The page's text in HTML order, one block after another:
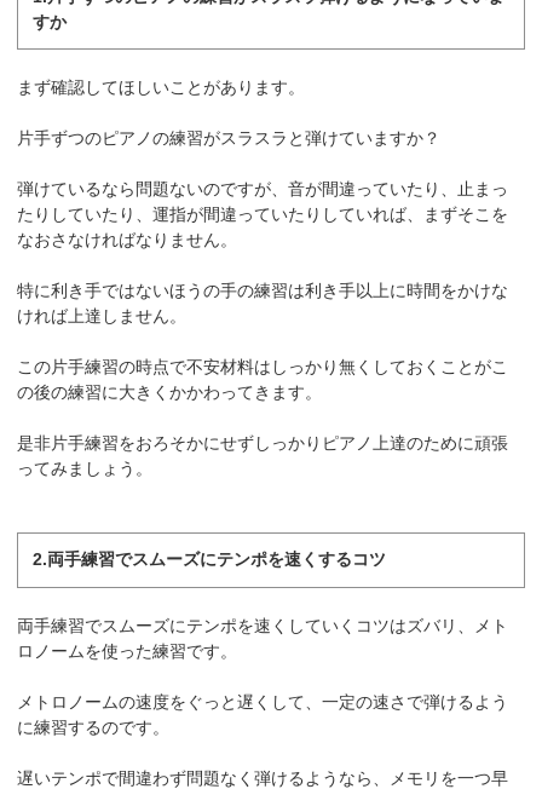
すか
まず確認してほしいことがあります。
片手ずつのピアノの練習がスラスラと弾けていますか？
弾けているなら問題ないのですが、音が間違っていたり、止まっ
たりしていたり、運指が間違っていたりしていれば、まずそこを
なおさなければなりません。
特に利き手ではないほうの手の練習は利き手以上に時間をかけな
ければ上達しません。
この片手練習の時点で不安材料はしっかり無くしておくことがこ
の後の練習に大きくかかわってきます。
是非片手練習をおろそかにせずしっかりピアノ上達のために頑張
ってみましょう。
2.両手練習でスムーズにテンポを速くするコツ
両手練習でスムーズにテンポを速くしていくコツはズバリ、メト
ロノームを使った練習です。
メトロノームの速度をぐっと遅くして、一定の速さで弾けるよう
に練習するのです。
遅いテンポで間違わず問題なく弾けるようなら、メモリを一つ早